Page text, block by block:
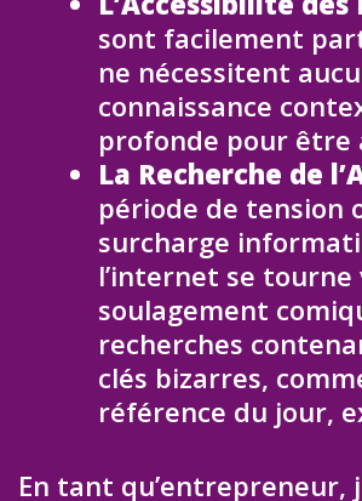
sont facilement
ne nécessitent
connaissance
profonde pour être
La Recherche de
période de tension
surcharge
l’internet se tourne
soulagement
recherches
clés bizarres,
référence du jour,
En tant qu’entrepreneur,